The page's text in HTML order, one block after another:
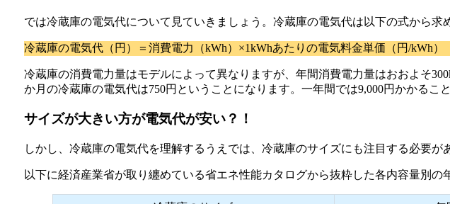
では冷蔵庫の電気代について見ていきましょう。冷蔵庫の電気代は以下の式から求
冷蔵庫の電気代（円）＝消費電力（kWh）×1kWhあたりの電気料金単価（円/kWh）
冷蔵庫の消費電力量はモデルによって異なりますが、年間消費電力量はおおよそ
か月の冷蔵庫の電気代は750円ということになります。一年間では9,000円かかること
サイズが大きい方が電気代が安い？！
しかし、冷蔵庫の電気代を理解するうえでは、冷蔵庫のサイズにも注目する必要
以下に経済産業省が取り纏めている省エネ性能カタログから抜粋した各内容量別の